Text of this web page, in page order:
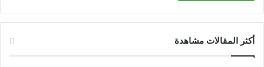
أكثر المقالات مشاهدة